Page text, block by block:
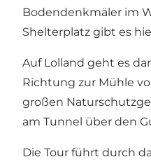
Bodendenkmäler im
Shelterplatz gibt es
Auf Lolland geht es
Richtung zur Mühle
großen
am Tunnel über den
Die Tour führt durch